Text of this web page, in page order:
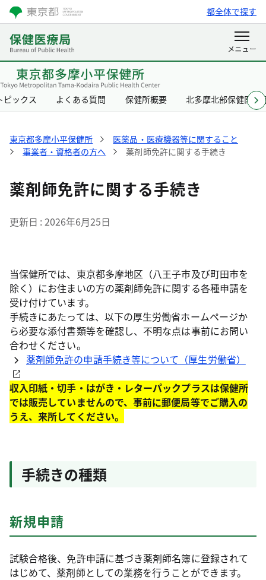
都全体で探す
ピックス よくある質問 保健所概要 北多摩北部保健医療
東京都多摩小平保健所
医薬品・医療機器等に関すること
事業者・資格者の方へ
薬剤師免許に関する手続き
薬剤師免許に関する手続き
更新日 2026年6月25日
当保健所では、東京都多摩地区（八王子市及び町田市を
除く）にお住まいの方の薬剤師免許に関する各種申請を
受け付けています。
手続きにあたっては、以下の厚生労働省ホームページか
ら必要な添付書類等を確認し、不明な点は事前にお問い
合わせください。
薬剤師免許の申請手続き等について（厚生労働省）
収入印紙・切手・はがき・レターパックプラスは保健所
では販売していませんので、事前に郵便局等でご購入の
うえ、来所してください。
手続きの種類
新規申請
試験合格後、免許申請に基づき薬剤師名簿に登録されて
はじめて、薬剤師としての業務を行うことができます。